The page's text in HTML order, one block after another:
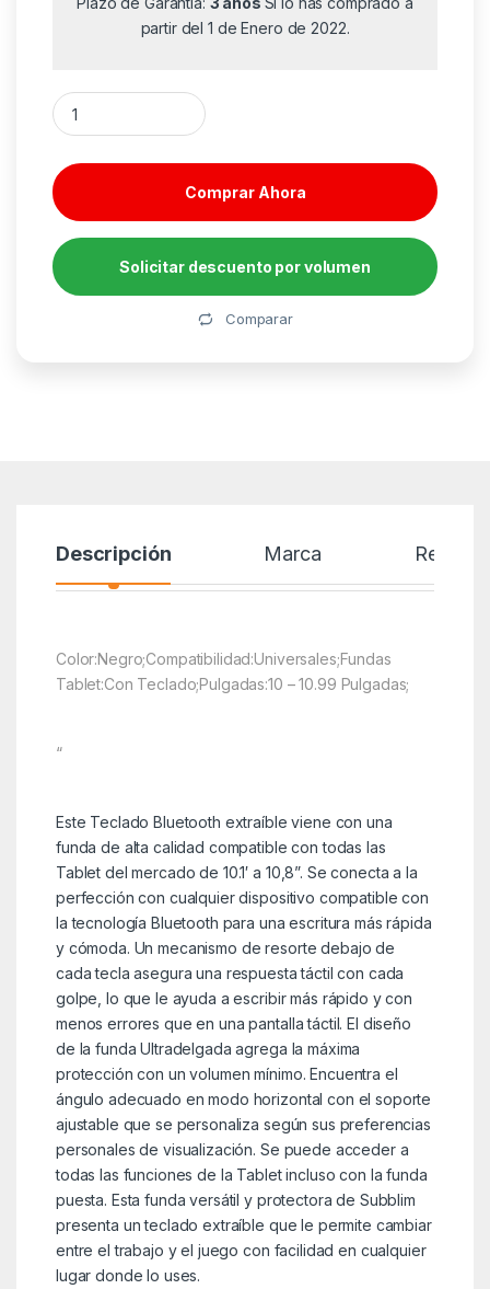
partir del 1 de Enero de 2022.
Funda con Teclado Subblim Keytab Pro Bluetooth para
Comprar Ahora
Solicitar descuento por volumen
Comparar
Descripción Marca Reseñas
Color:Negro;Compatibilidad:Universales;Fundas
Tablet:Con Teclado;Pulgadas:10 – 10.99 Pulgadas;
“
Este Teclado Bluetooth extraíble viene con una
funda de alta calidad compatible con todas las
Tablet del mercado de 10.1′ a 10,8”. Se conecta a la
perfección con cualquier dispositivo compatible con
la tecnología Bluetooth para una escritura más rápida
y cómoda. Un mecanismo de resorte debajo de
cada tecla asegura una respuesta táctil con cada
golpe, lo que le ayuda a escribir más rápido y con
menos errores que en una pantalla táctil. El diseño
de la funda Ultradelgada agrega la máxima
protección con un volumen mínimo. Encuentra el
ángulo adecuado en modo horizontal con el soporte
ajustable que se personaliza según sus preferencias
personales de visualización. Se puede acceder a
todas las funciones de la Tablet incluso con la funda
puesta. Esta funda versátil y protectora de Subblim
presenta un teclado extraíble que le permite cambiar
entre el trabajo y el juego con facilidad en cualquier
lugar donde lo uses.